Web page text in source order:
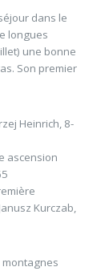
dans le
longues
une bonne
Son premier
Heinrich, 8-
ascension
Kurczab,